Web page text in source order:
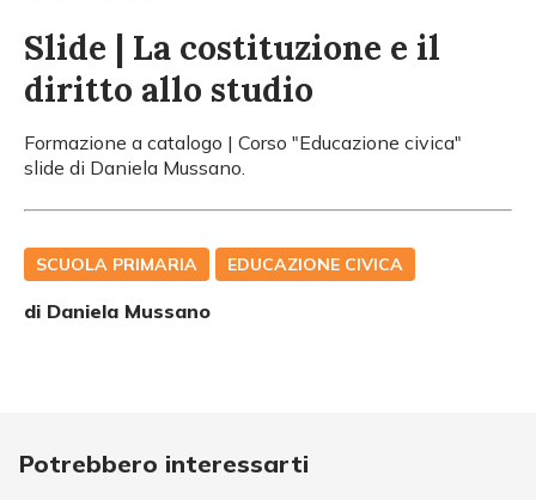
Slide | La costituzione e il
diritto allo studio
Formazione a catalogo | Corso "Educazione civica"
slide di Daniela Mussano.
SCUOLA PRIMARIA EDUCAZIONE CIVICA
di Daniela Mussano
Potrebbero interessarti